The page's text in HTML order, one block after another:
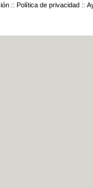
:: Política de privacidad ::